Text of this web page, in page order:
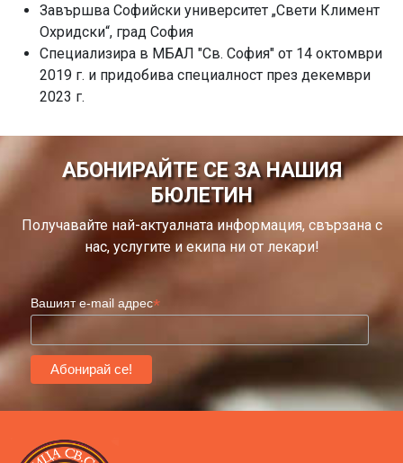
Завършва Софийски университет „Свети Климент
Охридски“, град София
Специализира в МБАЛ "Св. София" от 14 октомври
2019 г. и придобива специалност през декември
2023 г.
АБОНИРАЙТЕ СЕ ЗА НАШИЯ
БЮЛЕТИН
Получавайте най-актуалната информация, свързана с
нас, услугите и екипа ни от лекари!
Вашият e-mail адрес*